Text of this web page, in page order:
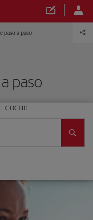
paso a paso
paso
COCHE